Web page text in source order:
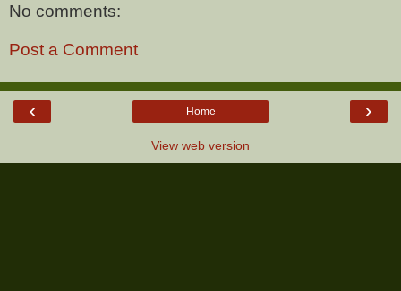
No comments:
Post a Comment
‹ ›
Home
View web version